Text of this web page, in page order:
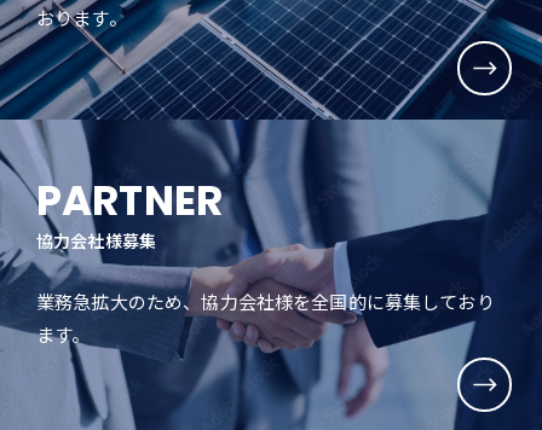
おります。
PARTNER
協力会社様募集
業務急拡大のため、協力会社様を全国的に募集しており
ます。